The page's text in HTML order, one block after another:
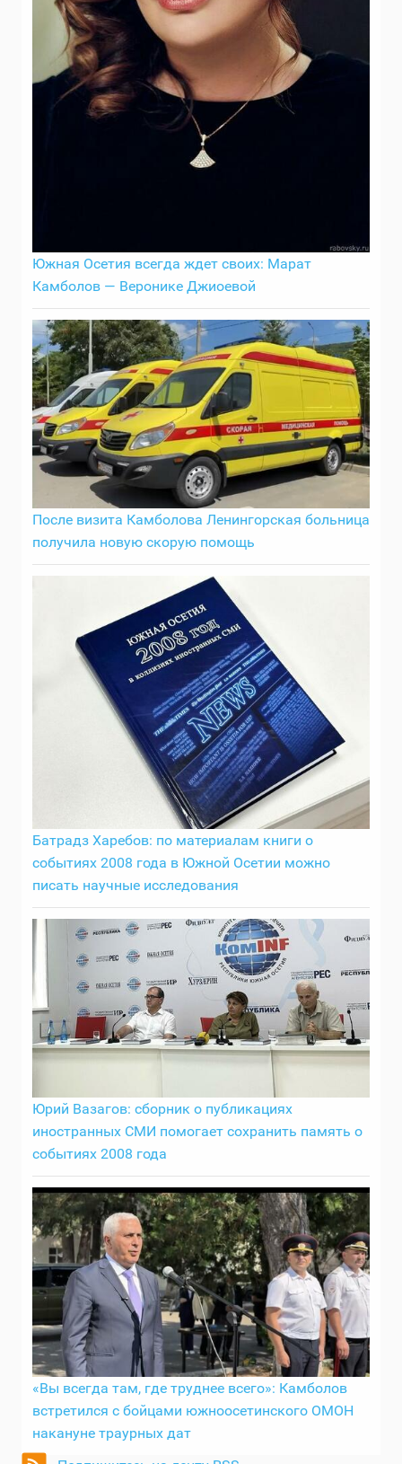
Южная Осетия всегда ждет своих: Марат
Камболов — Веронике Джиоевой
После визита Камболова Ленингорская больница
получила новую скорую помощь
Батрадз Харебов: по материалам книги о
событиях 2008 года в Южной Осетии можно
писать научные исследования
Юрий Вазагов: сборник о публикациях
иностранных СМИ помогает сохранить память о
событиях 2008 года
«Вы всегда там, где труднее всего»: Камболов
встретился с бойцами южноосетинского ОМОН
накануне траурных дат